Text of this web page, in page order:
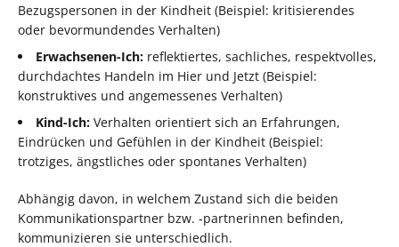
Bezugspersonen in der Kindheit (Beispiel: kritisierendes
oder bevormundendes Verhalten)
Erwachsenen-Ich: reflektiertes, sachliches, respektvolles,
durchdachtes Handeln im Hier und Jetzt (Beispiel:
konstruktives und angemessenes Verhalten)
Kind-Ich: Verhalten orientiert sich an Erfahrungen,
Eindrücken und Gefühlen in der Kindheit (Beispiel:
trotziges, ängstliches oder spontanes Verhalten)
Abhängig davon, in welchem Zustand sich die beiden
Kommunikationspartner bzw. ‑partnerinnen befinden,
kommunizieren sie unterschiedlich.